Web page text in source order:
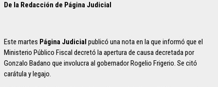
De la Redacción de Página Judicial
Este martes Página Judicial publicó una nota en la que informó que el
Ministerio Público Fiscal decretó la apertura de causa decretada por
Gonzalo Badano que involucra al gobernador Rogelio Frigerio. Se citó
carátula y legajo.